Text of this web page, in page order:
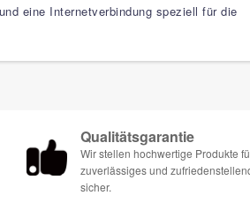
eine Internetverbindung speziell für die
Qualitätsgarantie
Wir stellen hochwertige Produkte
zuverlässiges und
sicher.